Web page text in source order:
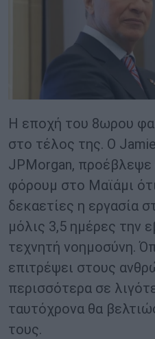
Η εποχή του 8ωρου
στο τέλος της. Ο
JPMorgan, προέβλεψε
φόρουμ στο Μαϊάμι
δεκαετίες η εργασία
μόλις 3,5 ημέρες την
τεχνητή νοημοσύνη.
επιτρέψει στους
περισσότερα σε
ταυτόχρονα θα
τους.